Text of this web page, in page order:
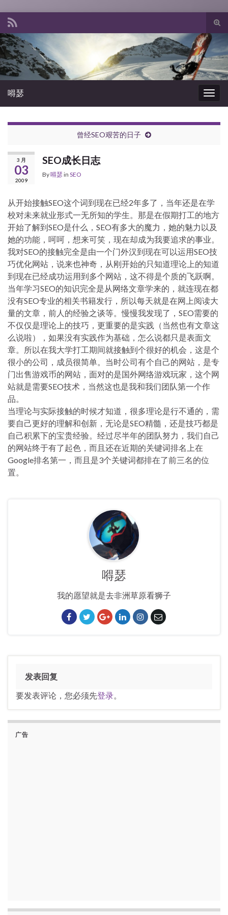
嘚瑟
曾经SEO艰苦的日子
3 月
03
2009
SEO成长日志
By嘚瑟 in SEO
从开始接触SEO这个词到现在已经2年多了，当年还是在学
校对未来就业形式一无所知的学生。那是在假期打工的地方
开始了解到SEO是什么，SEO有多大的魔力，她的魅力以及
她的功能，呵呵，想来可笑，现在却成为我要追求的事业。
我对SEO的接触完全是由一个门外汉到现在可以运用SEO技
巧优化网站，说来也神奇，从刚开始的只知道理论上的知道
到现在已经成功运用到多个网站，这不得是个质的飞跃啊。
当年学习SEO的知识完全是从网络文章学来的，就连现在都
没有SEO专业的相关书籍发行，所以每天就是在网上阅读大
量的文章，前人的经验之谈等。慢慢我发现了，SEO需要的
不仅仅是理论上的技巧，更重要的是实践（当然也有文章这
么说啦），如果没有实践作为基础，怎么说都只是表面文
章。所以在我大学打工期间就接触到个很好的机会，这是个
很小的公司，成员很简单。当时公司有个自己的网站，是专
门出售游戏币的网站，面对的是国外网络游戏玩家，这个网
站就是需要SEO技术，当然这也是我和我们团队第一个作
品。
当理论与实际接触的时候才知道，很多理论是行不通的，需
要自己更好的理解和创新，无论是SEO精髓，还是技巧都是
自己积累下的宝贵经验。经过尽半年的团队努力，我们自己
的网站终于有了起色，而且还在近期的关键词排名上在
Google排名第一，而且是3个关键词都排在了前三名的位
置。
嘚瑟
我的愿望就是去非洲草原看狮子
发表回复
要发表评论，您必须先登录。
广告